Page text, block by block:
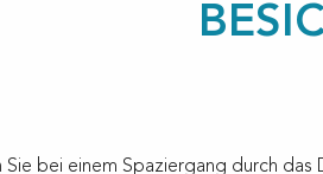
Sie bei einem Spaziergang durch